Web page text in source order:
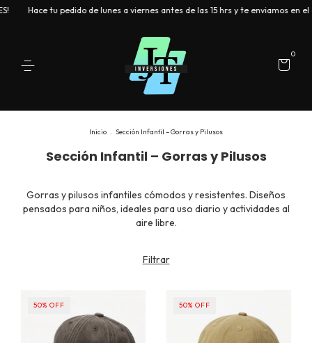
Hace tu pedido de lunes a viernes antes de las 15 hrs y te enviamos en el día
0
Inicio . Sección Infantil – Gorras y Pilusos
Sección Infantil – Gorras y Pilusos
Gorras y pilusos infantiles cómodos y resistentes. Diseños
pensados para niños, ideales para uso diario y actividades al
aire libre.
Filtrar
50% OFF 50% OFF